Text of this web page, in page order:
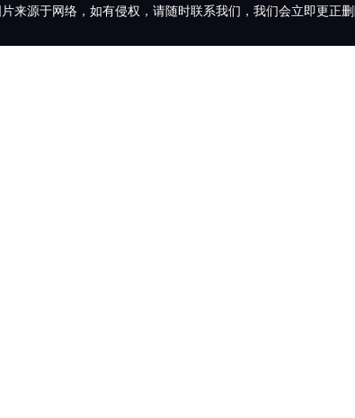
来源于网络，如有侵权，请随时联系我们，我们会立即更正